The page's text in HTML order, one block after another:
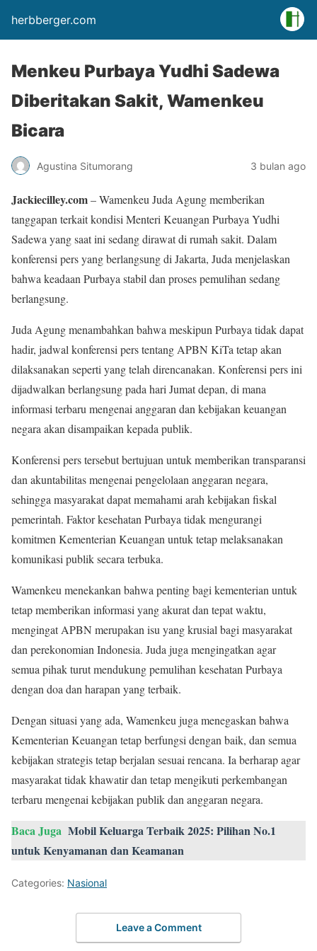
herbberger.com
Menkeu Purbaya Yudhi Sadewa
Diberitakan Sakit, Wamenkeu
Bicara
Agustina Situmorang 3 bulan ago
Jackiecilley.com– Wamenkeu Juda Agung memberikan
tanggapan terkait kondisi Menteri Keuangan Purbaya Yudhi
Sadewa yang saat ini sedang dirawat di rumah sakit. Dalam
konferensi pers yang berlangsung di Jakarta, Juda menjelaskan
bahwa keadaan Purbaya stabil dan proses pemulihan sedang
berlangsung.
Juda Agung menambahkan bahwa meskipun Purbaya tidak dapat
hadir, jadwal konferensi pers tentang APBN KiTa tetap akan
dilaksanakan seperti yang telah direncanakan. Konferensi pers ini
dijadwalkan berlangsung pada hari Jumat depan, di mana
informasi terbaru mengenai anggaran dan kebijakan keuangan
negara akan disampaikan kepada publik.
Konferensi pers tersebut bertujuan untuk memberikan transparansi
dan akuntabilitas mengenai pengelolaan anggaran negara,
sehingga masyarakat dapat memahami arah kebijakan fiskal
pemerintah. Faktor kesehatan Purbaya tidak mengurangi
komitmen Kementerian Keuangan untuk tetap melaksanakan
komunikasi publik secara terbuka.
Wamenkeu menekankan bahwa penting bagi kementerian untuk
tetap memberikan informasi yang akurat dan tepat waktu,
mengingat APBN merupakan isu yang krusial bagi masyarakat
dan perekonomian Indonesia. Juda juga mengingatkan agar
semua pihak turut mendukung pemulihan kesehatan Purbaya
dengan doa dan harapan yang terbaik.
Dengan situasi yang ada, Wamenkeu juga menegaskan bahwa
Kementerian Keuangan tetap berfungsi dengan baik, dan semua
kebijakan strategis tetap berjalan sesuai rencana. Ia berharap agar
masyarakat tidak khawatir dan tetap mengikuti perkembangan
terbaru mengenai kebijakan publik dan anggaran negara.
Baca Juga Mobil Keluarga Terbaik 2025: Pilihan No.1
untuk Kenyamanan dan Keamanan
Categories: Nasional
Leave a Comment